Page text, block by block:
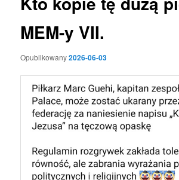
MEM-y VII.
Opublikowany2026-06-03